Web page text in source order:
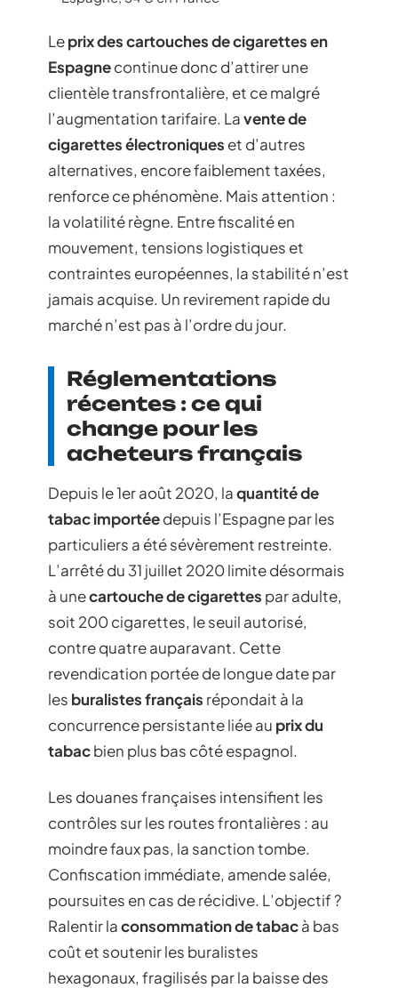
Leprix des cartouches de cigarettes en
Espagnecontinue donc d’attirer une
clientèle transfrontalière, et ce malgré
l’augmentation tarifaire. Lavente de
cigarettes électroniques et d’autres
alternatives, encore faiblement taxées,
renforce ce phénomène. Mais attention :
la volatilité règne. Entre fiscalité en
mouvement, tensions logistiques et
contraintes européennes, la stabilité n’est
jamais acquise. Un revirement rapide du
marché n’est pas à l’ordre du jour.
Réglementations
récentes : ce qui
change pour les
acheteurs français
Depuis le 1er août 2020, laquantité de
tabac importéedepuis l’Espagne par les
particuliers a été sévèrement restreinte.
L’arrêté du 31 juillet 2020 limite désormais
à unecartouche de cigarettes par adulte,
soit 200 cigarettes, le seuil autorisé,
contre quatre auparavant. Cette
revendication portée de longue date par
les buralistes français répondait à la
concurrence persistante liée au prix du
tabacbien plus bas côté espagnol.
Les douanes françaises intensifient les
contrôles sur les routes frontalières : au
moindre faux pas, la sanction tombe.
Confiscation immédiate, amende salée,
poursuites en cas de récidive. L’objectif ?
Ralentir laconsommation de tabacà bas
coût et soutenir les buralistes
hexagonaux, fragilisés par la baisse des